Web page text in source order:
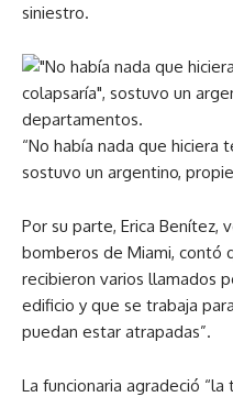
siniestro.
“No había nada que hiciera
sostuvo un argentino,
Por su parte, Erica
bomberos de Miami, contó
recibieron varios llamados
edificio y que se trabaja
puedan estar atrapadas”.
La funcionaria agradeció